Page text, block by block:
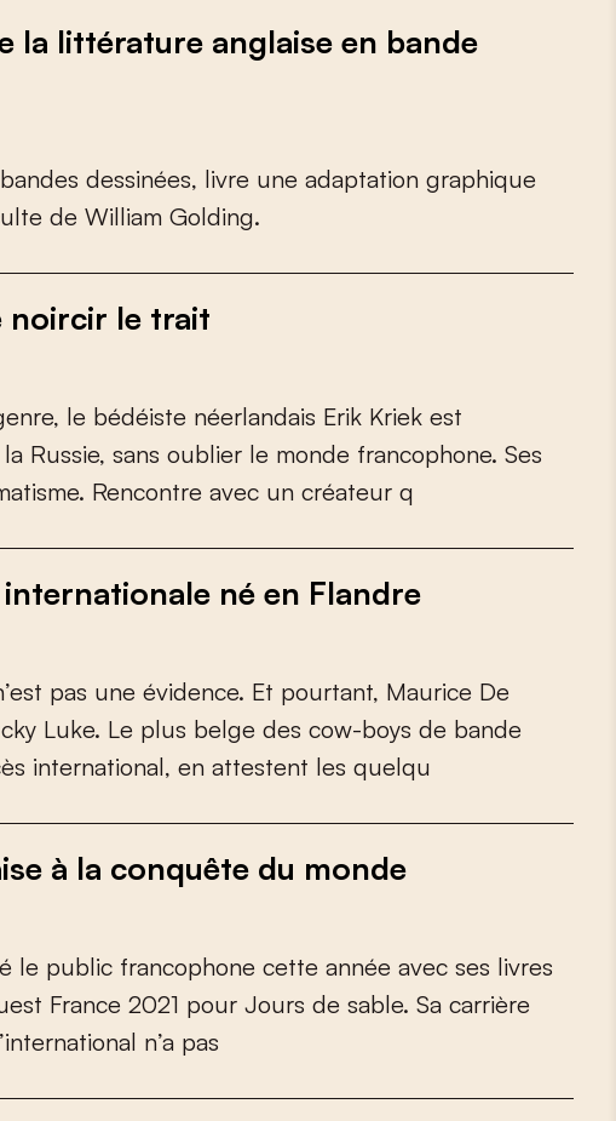
la littérature anglaise en bande
bandes dessinées, livre une adaptation graphique
ulte de William Golding.
noircir le trait
enre, le bédéiste néerlandais Erik Kriek est
la Russie, sans oublier le monde francophone. Ses
atisme. Rencontre avec un créateur q
né en Flandre
’est pas une évidence. Et pourtant, Maurice De
cky Luke. Le plus belge des cow-boys de bande
ès international, en attestent les quelqu
à la conquête du monde
le public francophone cette année avec ses livres
est France 2021 pour Jours de sable. Sa carrière
’international n’a pas